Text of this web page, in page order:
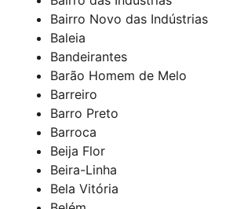
Bairro Novo das Indústrias
Baleia
Bandeirantes
Barão Homem de Melo
Barreiro
Barro Preto
Barroca
Beija Flor
Beira-Linha
Bela Vitória